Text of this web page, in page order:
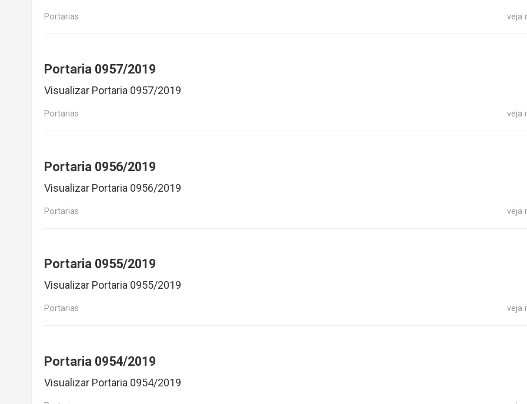
Portarias veja
Portaria 0957/2019
Visualizar Portaria 0957/2019
Portarias veja
Portaria 0956/2019
Visualizar Portaria 0956/2019
Portarias veja
Portaria 0955/2019
Visualizar Portaria 0955/2019
Portarias veja
Portaria 0954/2019
Visualizar Portaria 0954/2019